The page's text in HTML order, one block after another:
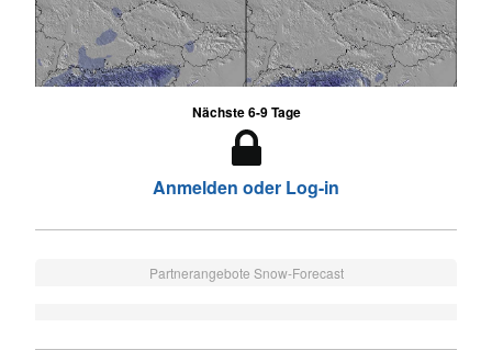
Nächste 6-9 Tage
Anmelden oder Log-in
Partnerangebote Snow-Forecast